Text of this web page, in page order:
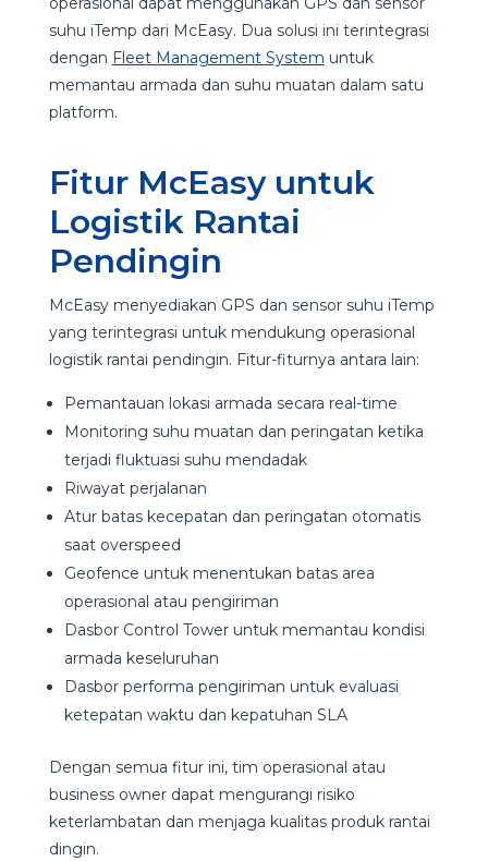
suhu iTemp dari McEasy. Dua solusi ini terintegrasi
dengan Fleet Management System untuk
memantau armada dan suhu muatan dalam satu
platform.
Fitur McEasy untuk
Logistik Rantai
Pendingin
McEasy menyediakan GPS dan sensor suhu iTemp
yang terintegrasi untuk mendukung operasional
logistik rantai pendingin. Fitur-fiturnya antara lain:
Pemantauan lokasi armada secara real-time
Monitoring suhu muatan dan peringatan ketika
terjadi fluktuasi suhu mendadak
Riwayat perjalanan
Atur batas kecepatan dan peringatan otomatis
saat overspeed
Geofence untuk menentukan batas area
operasional atau pengiriman
Dasbor Control Tower untuk memantau kondisi
armada keseluruhan
Dasbor performa pengiriman untuk evaluasi
ketepatan waktu dan kepatuhan SLA
Dengan semua fitur ini, tim operasional atau
business owner dapat mengurangi risiko
keterlambatan dan menjaga kualitas produk rantai
dingin.